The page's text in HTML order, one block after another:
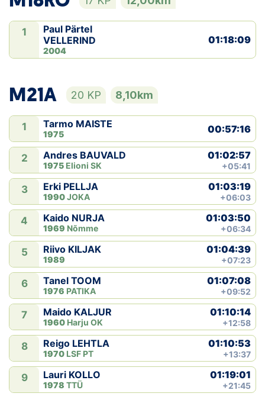
1
Paul Pärtel
VELLERIND
2004
01:18:09
M21A 20 KP 8,10km
1 Tarmo MAISTE
1975 00:57:16
2 Andres BAUVALD
1975 Elioni SK
01:02:57
+05:41
3 Erki PELLJA
1990JOKA
01:03:19
+06:03
4 Kaido NURJA
1969 Nõmme
01:03:50
+06:34
5 Riivo KILJAK
1989
01:04:39
+07:23
6 Tanel TOOM
1976 PATIKA
01:07:08
+09:52
7 Maido KALJUR
1960 Harju OK
01:10:14
+12:58
8 Reigo LEHTLA
1970 LSF PT
01:10:53
+13:37
9 Lauri KOLLO
1978 TTÜ
01:19:01
+21:45